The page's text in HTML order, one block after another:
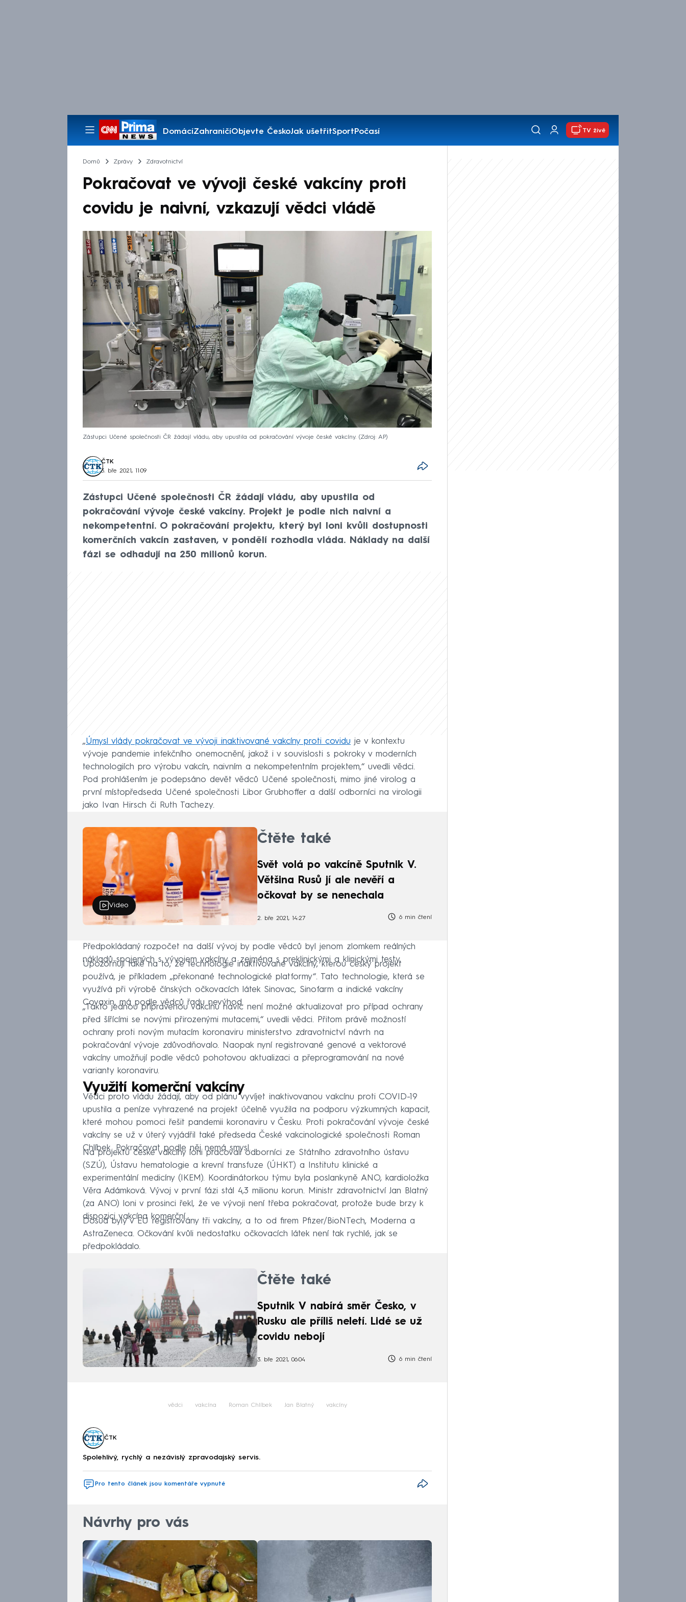
DomácíZahraničíObjevte ČeskoJak ušetřitSportPočasí
Pořady
TV živě
Domů Zprávy Zdravotnictví
Pokračovat ve vývoji české vakcíny proti
covidu je naivní, vzkazují vědci vládě
Zástupci Učené společnosti ČR žádají vládu, aby upustila od pokračování vývoje české vakcíny. Zdroj: AP
ČTK
3. bře 2021, 11:09
Zástupci Učené společnosti ČR žádají vládu, aby upustila od
pokračování vývoje české vakcíny. Projekt je podle nich naivní a
nekompetentní. O pokračování projektu, který byl loni kvůli dostupnosti
komerčních vakcín zastaven, v pondělí rozhodla vláda. Náklady na další
fázi se odhadují na 250 milionů korun.
„Úmysl vlády pokračovat ve vývoji inaktivované vakcíny proti covidu je v kontextu
vývoje pandemie infekčního onemocnění, jakož i v souvislosti s pokroky v moderních
technologiích pro výrobu vakcín, naivním a nekompetentním projektem,“ uvedli vědci.
Pod prohlášením je podepsáno devět vědců Učené společnosti, mimo jiné virolog a
první místopředseda Učené společnosti Libor Grubhoffer a další odborníci na virologii
jako Ivan Hirsch či Ruth Tachezy.
Video
Čtěte také
Svět volá po vakcíně Sputnik V.
Většina Rusů jí ale nevěří a
očkovat by se nenechala
2. bře 2021, 14:27 6 min čtení
Předpokládaný rozpočet na další vývoj by podle vědců byl jenom zlomkem reálných
nákladů spojených s vývojem vakcíny a zejména s preklinickými a klinickými testy.
Upozorňují také na to, že technologie inaktivované vakcíny, kterou český projekt
používá, je příkladem „překonané technologické platformy“. Tato technologie, která se
využívá při výrobě čínských očkovacích látek Sinovac, Sinofarm a indické vakcíny
Covaxin, má podle vědců řadu nevýhod.
„Takto jednou připravenou vakcínu navíc není možné aktualizovat pro případ ochrany
před šířícími se novými přirozenými mutacemi,“ uvedli vědci. Přitom právě možností
ochrany proti novým mutacím koronaviru ministerstvo zdravotnictví návrh na
pokračování vývoje zdůvodňovalo. Naopak nyní registrované genové a vektorové
vakcíny umožňují podle vědců pohotovou aktualizaci a přeprogramování na nové
varianty koronaviru.
Využití komerční vakcíny
Vědci proto vládu žádají, aby od plánu vyvíjet inaktivovanou vakcínu proti COVID-19
upustila a peníze vyhrazené na projekt účelně využila na podporu výzkumných kapacit,
které mohou pomoci řešit pandemii koronaviru v Česku. Proti pokračování vývoje české
vakcíny se už v úterý vyjádřil také předseda České vakcinologické společnosti Roman
Chlíbek. Pokračovat podle něj nemá smysl.
Na projektu české vakcíny loni pracovali odborníci ze Státního zdravotního ústavu
(SZÚ), Ústavu hematologie a krevní transfuze (ÚHKT) a Institutu klinické a
experimentální medicíny (IKEM). Koordinátorkou týmu byla poslankyně ANO, kardioložka
Věra Adámková. Vývoj v první fázi stál 4,3 milionu korun. Ministr zdravotnictví Jan Blatný
(za ANO) loni v prosinci řekl, že ve vývoji není třeba pokračovat, protože bude brzy k
dispozici vakcína komerční.
Dosud byly v EU registrovány tři vakcíny, a to od firem Pfizer/BioNTech, Moderna a
AstraZeneca. Očkování kvůli nedostatku očkovacích látek není tak rychlé, jak se
předpokládalo.
Čtěte také
Sputnik V nabírá směr Česko, v
Rusku ale příliš neletí. Lidé se už
covidu nebojí
3. bře 2021, 06:04 6 min čtení
vědci vakcína Roman Chlíbek Jan Blatný vakcíny
ČTK
Spolehlivý, rychlý a nezávislý zpravodajský servis.
Pro tento článek jsou komentáře vypnuté
Návrhy pro vás